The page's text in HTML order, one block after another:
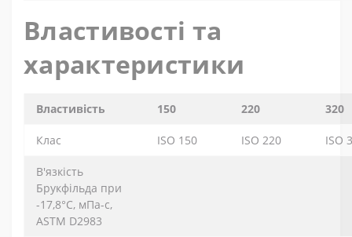
Властивості та
характеристики
Властивість 150 220 320
Клас ISO 150 ISO 220 ISO
В'язкість
Брукфільда при
-17,8°C, мПа-с,
ASTM D2983